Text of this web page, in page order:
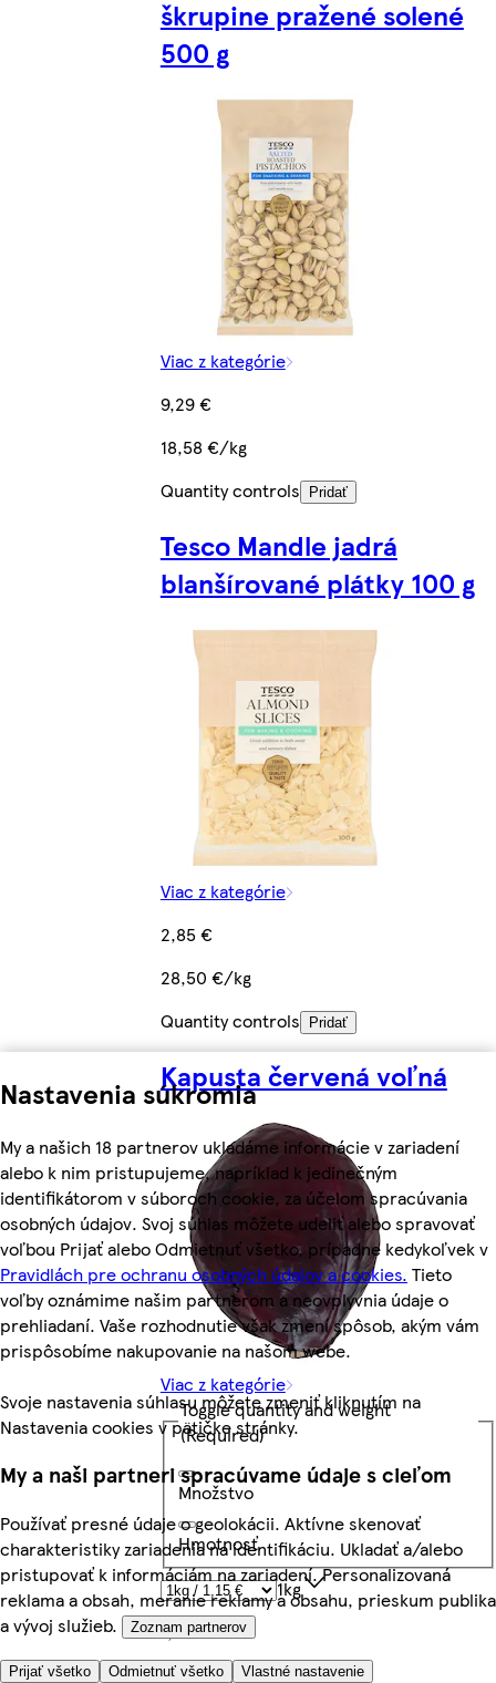
Nastavenia súkromia
My a našich 18 partnerov ukladáme informácie v zariadení
alebo k nim pristupujeme, napríklad k jedinečným
identifikátorom v súboroch cookie, za účelom spracúvania
osobných údajov. Svoj súhlas môžete udeliť alebo spravovať
voľbou Prijať alebo Odmietnuť všetko, prípadne kedykoľvek v
Pravidlách pre ochranu osobných údajov a cookies. Tieto
voľby oznámime našim partnerom a neovplyvnia údaje o
prehliadaní. Vaše rozhodnutie však zmení spôsob, akým vám
prispôsobíme nakupovanie na našom webe.
Svoje nastavenia súhlasu môžete zmeniť kliknutím na
Nastavenia cookies v pätičke stránky.
My a naši partneri spracúvame údaje s cieľom
Používať presné údaje o geolokácii. Aktívne skenovať
charakteristiky zariadenia na identifikáciu. Ukladať a/alebo
pristupovať k informáciám na zariadení. Personalizovaná
reklama a obsah, meranie reklamy a obsahu, prieskum publika
a vývoj služieb.
Zoznam partnerov
Prijať všetko Odmietnuť všetko Vlastné nastavenie
škrupine pražené solené
500 g
Viac z kategórie
9,29 €
18,58 €/kg
Quantity controls
Pridať
Tesco Mandle jadrá
blanšírované plátky 100 g
Viac z kategórie
2,85 €
28,50 €/kg
Quantity controls
Pridať
Kapusta červená voľná
Viac z kategórie
Toggle quantity and weight
(Required)
Množstvo
Hmotnosť
1kg
1,15 €
1,15 €/kg